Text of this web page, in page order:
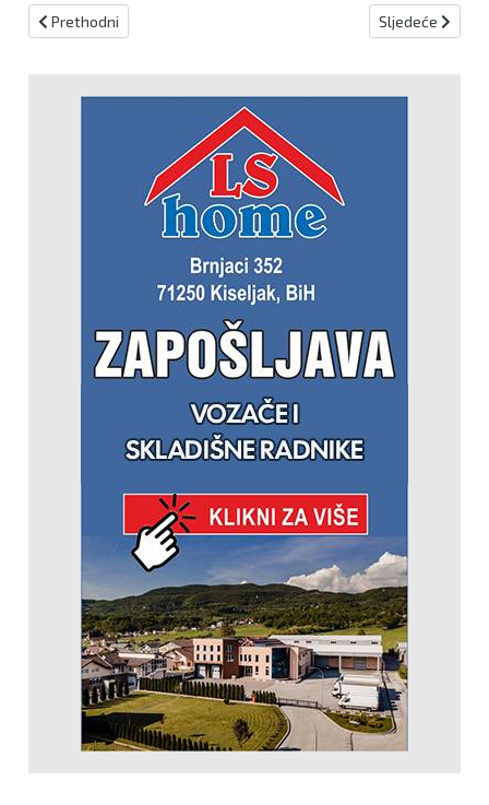
Prethodni članak: Oglas za posao; rad na terenu!
Prethodni Sljedeći
Sljedeće